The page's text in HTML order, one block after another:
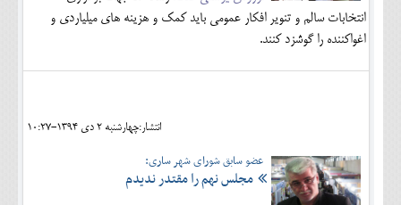
انتخابات سالم و تنویر افکار عمومی باید کمک و هزینه های میلیاردی و
اغواکننده را گوشزد کنند.
انتشار:چهارشنبه 2 دی 1394-10:27
عضو سابق شورای شهر ساری:
مجلس نهم را مقتدر ندیدم